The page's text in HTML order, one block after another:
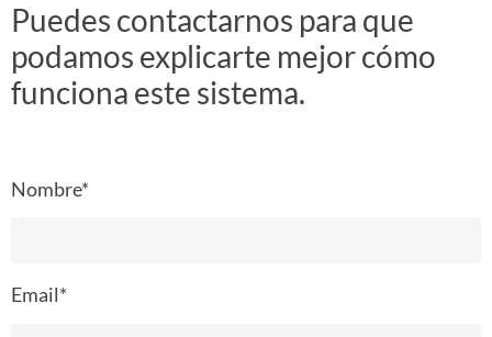
Puedes contactarnos para que
podamos explicarte mejor cómo
funciona este sistema.
Nombre*
Email*